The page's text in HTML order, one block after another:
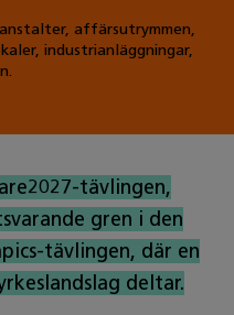
affärsutrymmen,
industrianläggningar,
tävlingen,
gren i den
tävlingen, där en
deltar.